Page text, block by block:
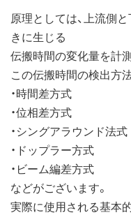
原理としては、上流側
きに生じる
伝搬時間の変化量を計
この伝搬時間の検出方
・時間差方式
・位相差方式
・シングアラウンド法式
・ドップラー方式
・ビーム編差方式
などがございます。
実際に使用される基本